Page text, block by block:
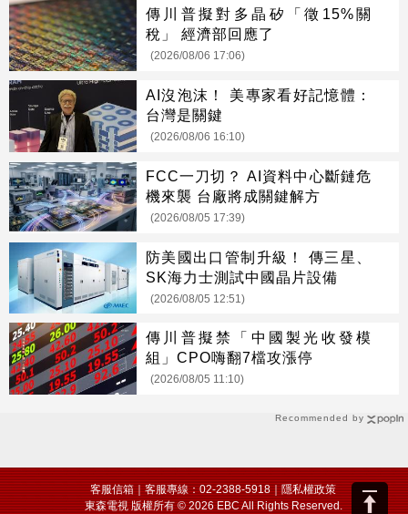
Recommended by
傳川普擬對多晶矽「徵15%關
稅」 經濟部回應了
(2026/08/06 17:06)
AI沒泡沫！ 美專家看好記憶體：
台灣是關鍵
(2026/08/06 16:10)
FCC一刀切？ AI資料中心斷鏈危
機來襲 台廠將成關鍵解方
(2026/08/05 17:39)
防美國出口管制升級！ 傳三星、
SK海力士測試中國晶片設備
(2026/08/05 12:51)
傳川普擬禁「中國製光收發模
組」CPO嗨翻7檔攻漲停
(2026/08/05 11:10)
客服信箱｜客服專線：02-2388-5918｜隱私權政策
東森電視 版權所有 © 2026 EBC All Rights Reserved.